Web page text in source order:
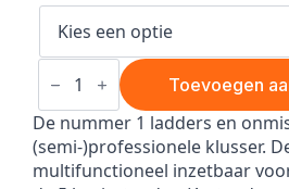
Professionele
vouwladder Toevoegen
De nummer 1 ladders en
(semi-)professionele klusser.
multifunctioneel inzetbaar